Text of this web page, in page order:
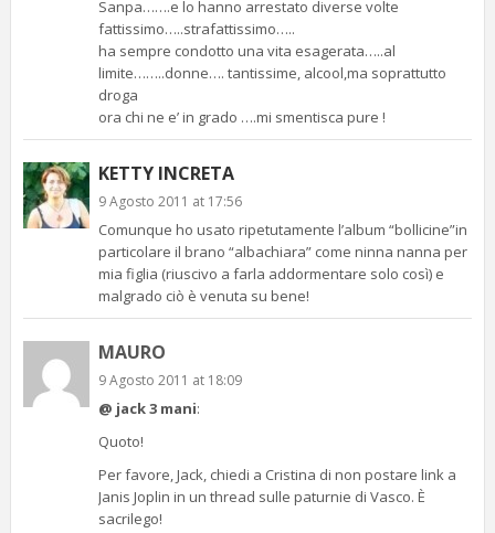
Sanpa…….e lo hanno arrestato diverse volte
fattissimo…..strafattissimo…..
ha sempre condotto una vita esagerata…..al
limite……..donne…. tantissime, alcool,ma soprattutto
droga
ora chi ne e’ in grado ….mi smentisca pure !
KETTY INCRETA
9 Agosto 2011 at 17:56
Comunque ho usato ripetutamente l’album “bollicine”in
particolare il brano “albachiara” come ninna nanna per
mia figlia (riuscivo a farla addormentare solo così) e
malgrado ciò è venuta su bene!
MAURO
9 Agosto 2011 at 18:09
@ jack 3 mani:
Quoto!
Per favore, Jack, chiedi a Cristina di non postare link a
Janis Joplin in un thread sulle paturnie di Vasco. È
sacrilego!